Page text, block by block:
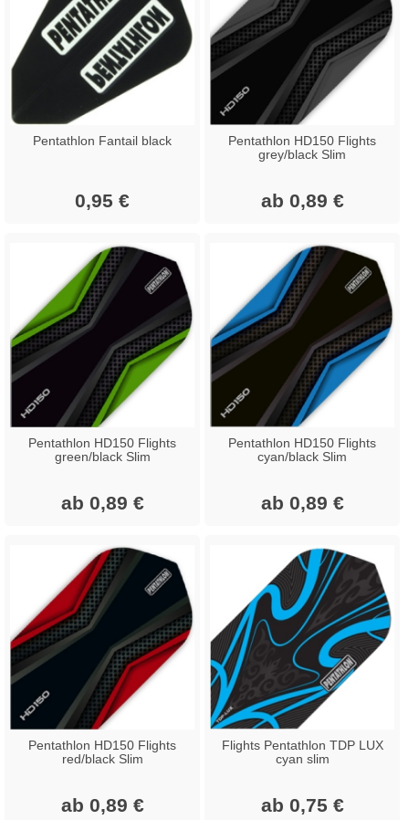
Pentathlon Fantail black
0,95 €
Pentathlon HD150 Flights
grey/black Slim
ab 0,89 €
Pentathlon HD150 Flights
green/black Slim
ab 0,89 €
Pentathlon HD150 Flights
cyan/black Slim
ab 0,89 €
Pentathlon HD150 Flights
red/black Slim
ab 0,89 €
Flights Pentathlon TDP LUX
cyan slim
ab 0,75 €